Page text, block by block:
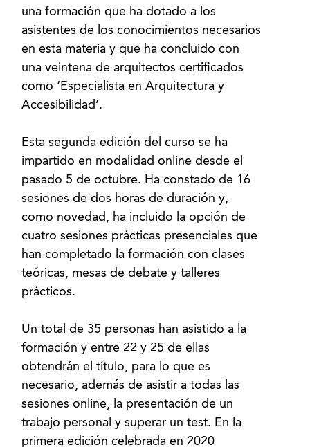
una formación que ha dotado a los
asistentes de los conocimientos necesarios
en esta materia y que ha concluido con
una veintena de arquitectos certificados
como ‘Especialista en Arquitectura y
Accesibilidad’.
Esta segunda edición del curso se ha
impartido en modalidad online desde el
pasado 5 de octubre. Ha constado de 16
sesiones de dos horas de duración y,
como novedad, ha incluido la opción de
cuatro sesiones prácticas presenciales que
han completado la formación con clases
teóricas, mesas de debate y talleres
prácticos.
Un total de 35 personas han asistido a la
formación y entre 22 y 25 de ellas
obtendrán el título, para lo que es
necesario, además de asistir a todas las
sesiones online, la presentación de un
trabajo personal y superar un test. En la
primera edición celebrada en 2020